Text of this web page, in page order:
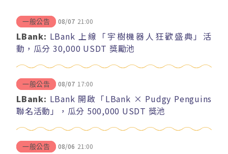
一般公告 08/07 21:00
LBank: LBank 上線「宇樹機器人狂歡盛典」活
動，瓜分 30,000 USDT 獎勵池
一般公告 08/07 17:00
LBank: LBank 開啟「LBank × Pudgy Penguins
聯名活動」，瓜分 500,000 USDT 獎池
一般公告 08/06 21:00